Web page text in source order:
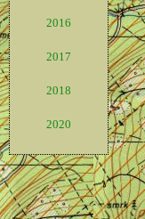
2016
2017
2018
2020